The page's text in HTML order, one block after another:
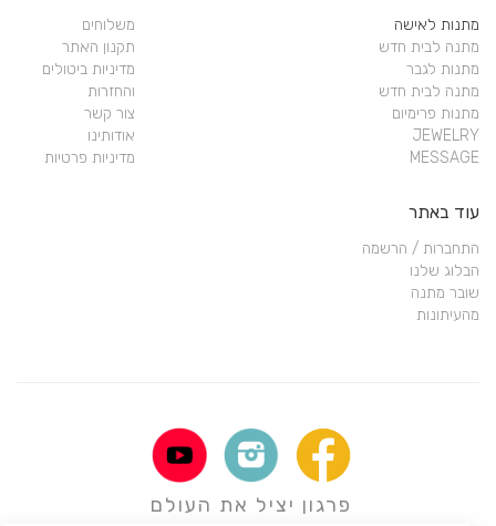
מתנות לאישה
מתנה לבית חדש
מתנות לגבר
מתנה לבית חדש
מתנות פרימיום
JEWELRY
MESSAGE
משלוחים
תקנון האתר
מדיניות ביטולים
והחזרות
צור קשר
אודותינו
מדיניות פרטיות
עוד באתר
התחברות / הרשמה
הבלוג שלנו
שובר מתנה
מהעיתונות
פרגון יציל את העולם